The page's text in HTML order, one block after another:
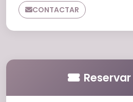
CONTACTAR